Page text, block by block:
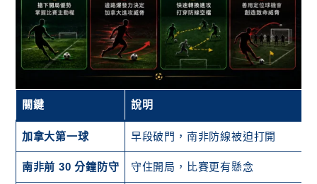
關鍵 說明
加拿大第一球 早段破門，南非防線被迫打開
南非前 30 分鐘防守 守住開局，比賽更有懸念